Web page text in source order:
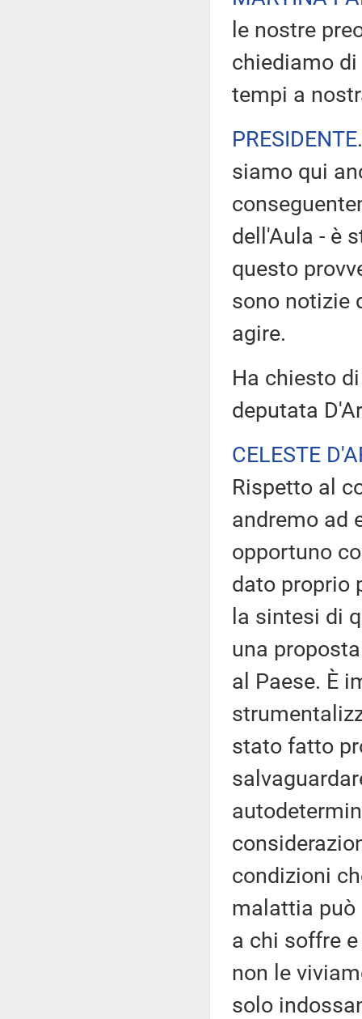
le nostre
chiediamo
tempi a
PRESIDENTE
siamo qui
dell'Aula - è
questo
sono notizie
agire.
Ha chiesto
deputata
CELESTE
Rispetto al
andremo ad
opportuno
dato proprio
la sintesi di
una
al Paese. È
stato fatto
condizioni
malattia può
a chi soffre
non le
solo